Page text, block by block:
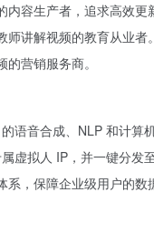
内容生产者，追求高效更
师讲解视频的教育从业者。
的营销服务商。
语音合成、NLP 和计算
虚拟人 IP，并一键分发至
系，保障企业级用户的数